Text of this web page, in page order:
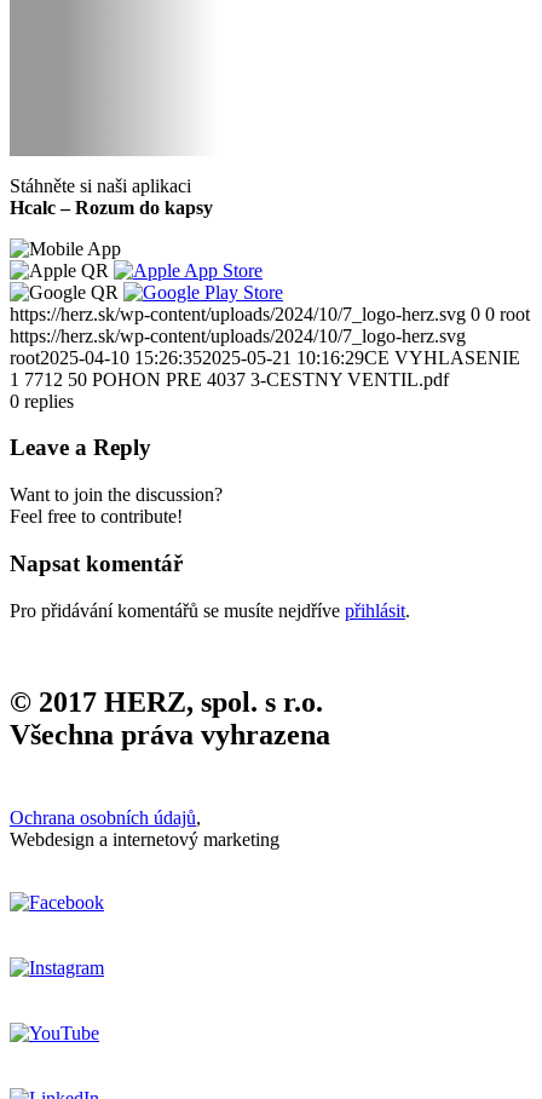
Stáhněte si naši aplikaci
Hcalc – Rozum do kapsy
https://herz.sk/wp-content/uploads/2024/10/7_logo-herz.svg 0 0 root
https://herz.sk/wp-content/uploads/2024/10/7_logo-herz.svg
root2025-04-10 15:26:352025-05-21 10:16:29CE VYHLASENIE
1 7712 50 POHON PRE 4037 3-CESTNY VENTIL.pdf
0 replies
Leave a Reply
Want to join the discussion?
Feel free to contribute!
Napsat komentář
Pro přidávání komentářů se musíte nejdříve přihlásit.
© 2017 HERZ, spol. s r.o.
Všechna práva vyhrazena
Ochrana osobních údajů,
Webdesign a internetový marketing